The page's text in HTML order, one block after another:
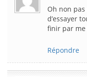
Oh non
d’essayer
finir par me
Répondre